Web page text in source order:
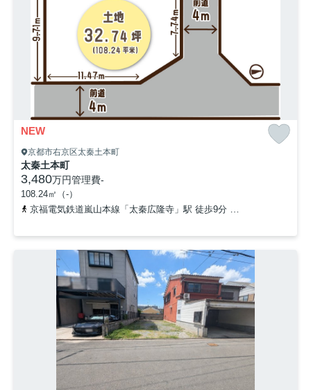
NEW
京都市右京区太秦土本町
太秦土本町
3,480万円管理費-
108.24㎡（-）
京福電気鉄道嵐山本線「太秦広隆寺」駅 徒歩9分